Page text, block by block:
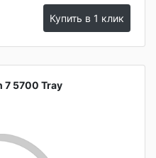
Купить в 1 клик
7 5700 Tray